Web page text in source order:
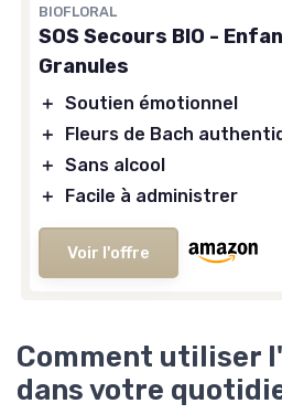
BIOFLORAL
SOS Secours BIO -
Granules
＋ Soutien émotionnel
＋
Fleurs de Bach
＋ Sans alcool
＋
Facile à administrer
Voir l'offre
Comment utiliser
dans votre